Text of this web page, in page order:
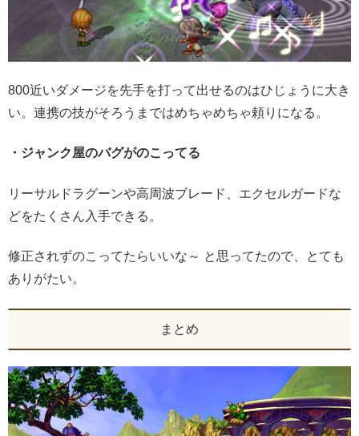
800近いダメージを先手を打って出せるのはひじょうに大き
い。連携の技がそろうまではめちゃめちゃ頼りになる。
・ジャンク屋のバグがのこってる
リーサルドラグーンや高周波ブレード、エクセルガードな
どをたくさん入手できる。
修正されずのこってたらいいな～ と思ってたので、とても
ありがたい。
まとめ